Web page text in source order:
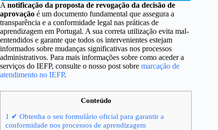
A notificação da proposta de revogação da decisão de
aprovação é um documento fundamental que assegura a
transparência e a conformidade legal nas práticas de
aprendizagem em Portugal. A sua correta utilização evita mal-
entendidos e garante que todos os intervenientes estejam
informados sobre mudanças significativas nos processos
administrativos. Para mais informações sobre como aceder a
serviços do IEFP, consulte o nosso post sobre marcação de
atendimento no IEFP.
Conteúdo
1 ✔ Obtenha o seu formulário oficial para garantir a
conformidade nos processos de aprendizagem